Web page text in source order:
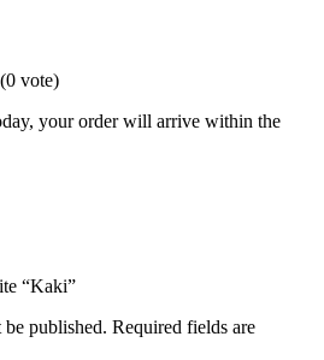
(0 vote)
your order will arrive within the
“Kaki”
published. Required fields are